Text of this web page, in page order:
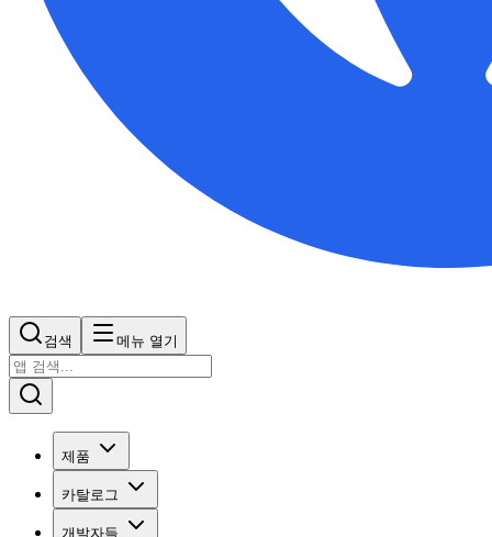
검색 메뉴 열기
제품
카탈로그
개발자들